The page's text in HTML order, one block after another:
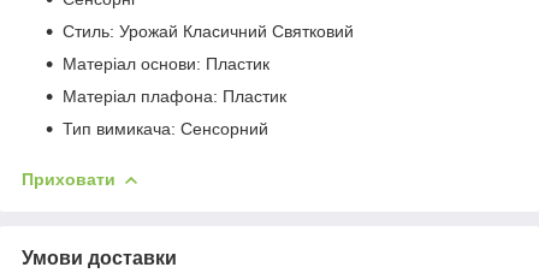
Стиль: Урожай Класичний Святковий
Матеріал основи: Пластик
Матеріал плафона: Пластик
Тип вимикача: Сенсорний
Приховати
Умови доставки